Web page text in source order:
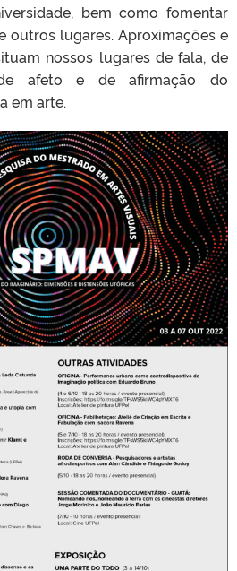
bem como fomentar
outros lugares. Aproximações e
nossos lugares de fala, de
afeto e de afirmação do
em arte.